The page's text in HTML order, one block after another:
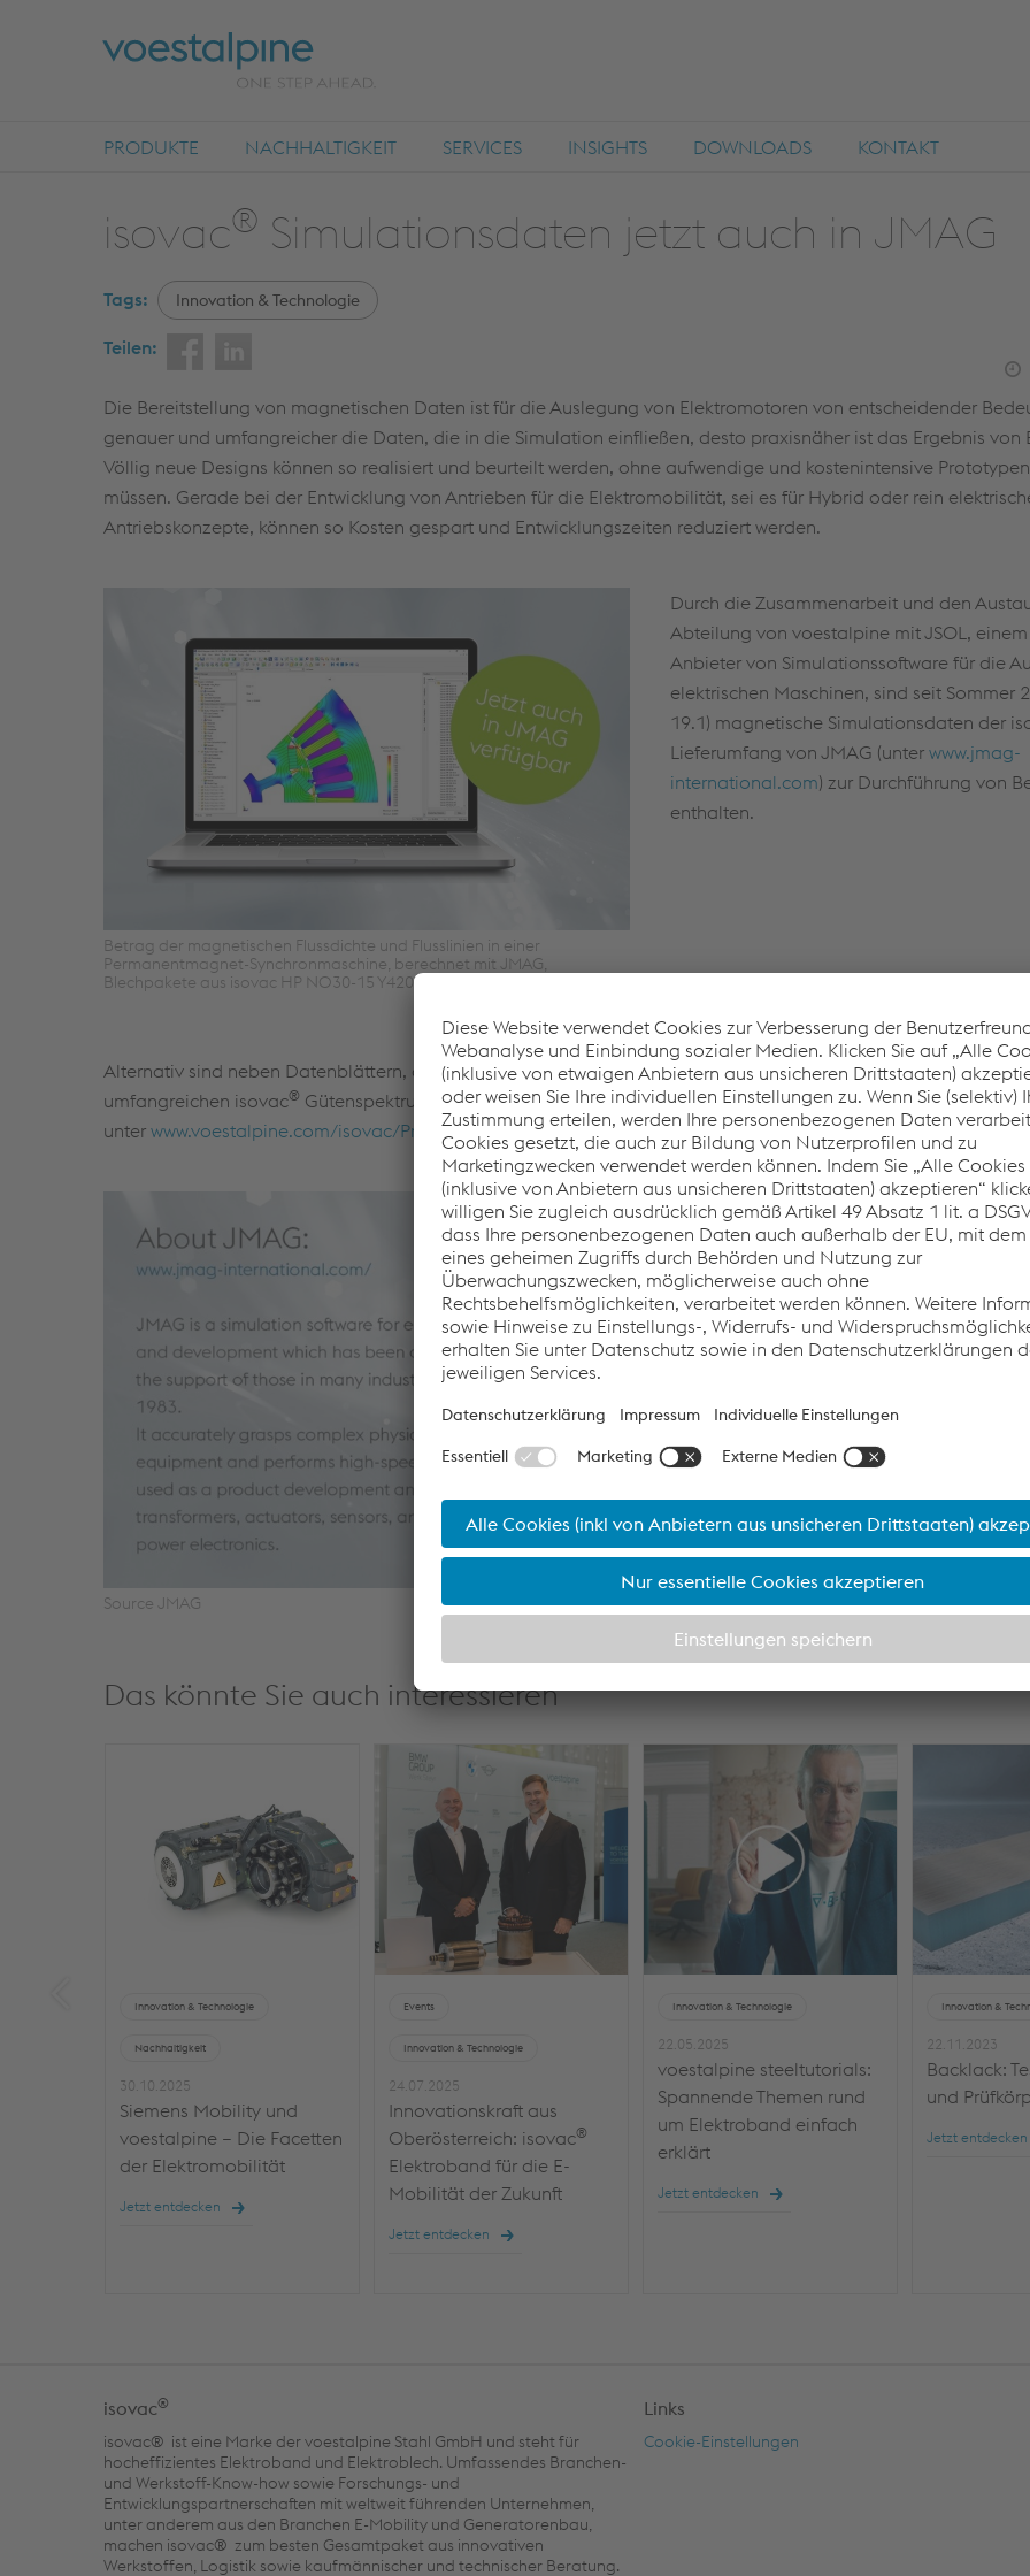
PRODUKTE NACHHALTIGKEIT SERVICES INSIGHTS DOWNLOADS KONTAKT
isovac® Simulationsdaten jetzt auch in JMAG
Tags: Innovation & Technologie
Teilen:
Die Bereitstellung von magnetischen Daten ist für die Auslegung von Elektromotoren von entscheidender
genauer und umfangreicher die Daten, die in die Simulation einfließen, desto praxisnäher ist das Ergebnis von
Völlig neue Designs können so realisiert und beurteilt werden, ohne aufwendige und kostenintensive
müssen. Gerade bei der Entwicklung von Antrieben für die Elektromobilität, sei es für Hybrid oder rein
Antriebskonzepte, können so Kosten gespart und Entwicklungszeiten reduziert werden.
Betrag der magnetischen Flussdichte und Flusslinien in einer
Permanentmagnet-Synchronmaschine, berechnet mit JMAG,
Blechpakete aus isovac HP NO30-15 Y420
Durch die Zusammenarbeit und den
Abteilung von voestalpine mit JSOL,
Anbieter von Simulationssoftware für die
elektrischen Maschinen, sind seit Sommer
19.1) magnetische Simulationsdaten der
Lieferumfang von JMAG (unter www.jmag-
international.com) zur Durchführung von
enthalten.
Alternativ sind neben Datenblättern, die die wichtigsten magnetischen und mechanischen Eigenschaften des
umfangreichen isovac® Gütenspektrums von voestalpine beinhalten, auch magnetische Simulationsdaten
unter www.voestalpine.com/isovac/Produkte/Datenblaetterherunterladbar.
Source JMAG
Das könnte Sie auch interessieren
Innovation & Technologie
Nachhaltigkeit
30.10.2025
Siemens Mobility und
voestalpine – Die Facetten
der Elektromobilität
Jetzt entdecken
Events
Innovation & Technologie
24.07.2025
Innovationskraft aus
Oberösterreich: isovac®
Elektroband für die E-
Mobilität der Zukunft
Jetzt entdecken
Innovation & Technologie
22.05.2025
voestalpine steeltutorials:
Spannende Themen rund
um Elektroband einfach
erklärt
Jetzt entdecken
Innovation &
22.11.2023
Backlack:
und
Jetzt entdecken
isovac®
isovac® ist eine Marke der voestalpine Stahl GmbH und steht für
hocheffizientes Elektroband und Elektroblech. Umfassendes Branchen-
und Werkstoff-Know-how sowie Forschungs- und
Entwicklungspartnerschaften mit weltweit führenden Unternehmen,
unter anderem aus den Branchen E-Mobility und Generatorenbau,
machen isovac® zum besten Gesamtpaket aus innovativen
Werkstoffen, Logistik sowie kaufmännischer und technischer Beratung.
Links
Cookie-Einstellungen